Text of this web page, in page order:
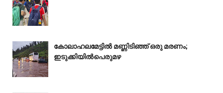
കോലാഹലമേട്ടിൽ മണ്ണിടിഞ്ഞ് ഒരു മരണം;
ഇടുക്കിയിൽപെരുമഴ